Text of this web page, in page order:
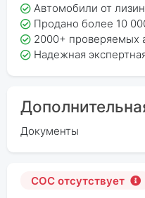
Автомобили от
Продано более 10
2000+ проверяемых
Надежная
Документы
COC отсутствует